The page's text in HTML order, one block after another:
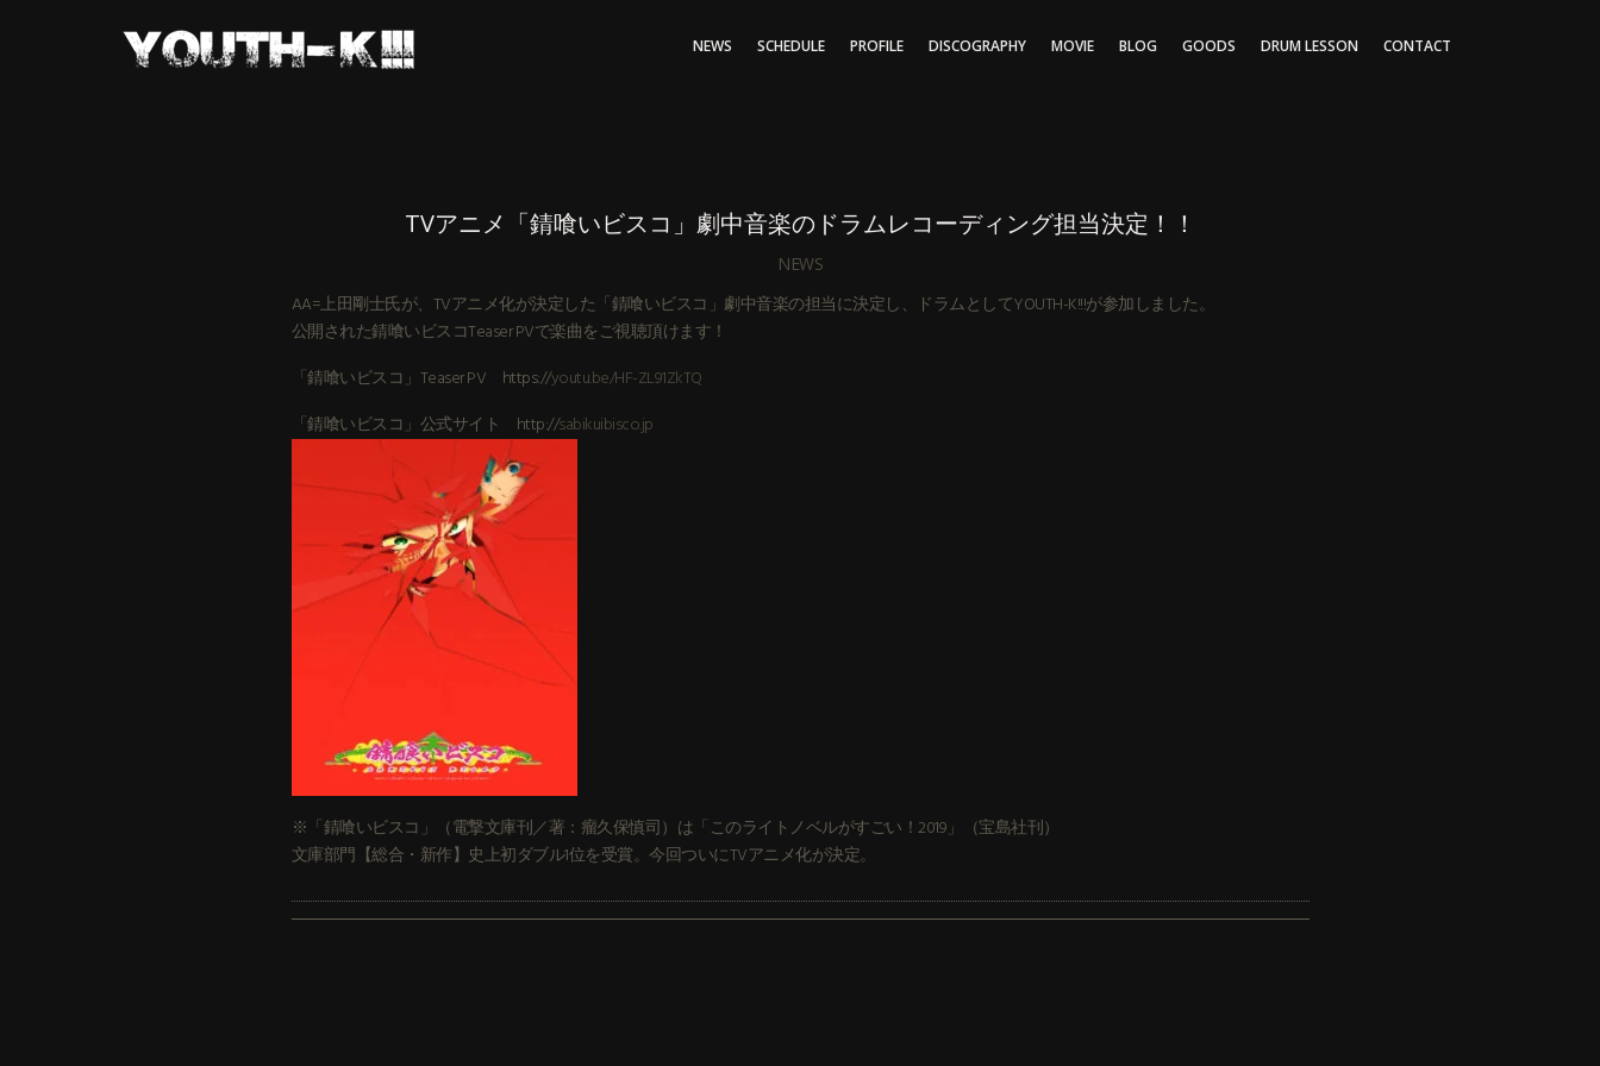
NEWS SCHEDULE PROFILE DISCOGRAPHY MOVIE BLOG GOODS DRUM LESSON CONTACT
TVアニメ「錆喰いビスコ」劇中音楽のドラムレコーディング担当決定！！
NEWS
AA=上田剛士氏が、TVアニメ化が決定した「錆喰いビスコ」劇中音楽の担当に決定し、ドラムとしてYOUTH-K!!!が参加しました。
公開された錆喰いビスコTeaser PVで楽曲をご視聴頂けます！
「錆喰いビスコ」Teaser PV https://youtu.be/HF-ZL91ZkTQ
「錆喰いビスコ」公式サイト http://sabikuibisco.jp
※「錆喰いビスコ」（電撃文庫刊／著：瘤久保慎司）は「このライトノベルがすごい！2019」（宝島社刊）
文庫部門【総合・新作】史上初ダブル1位を受賞。今回ついにTVアニメ化が決定。